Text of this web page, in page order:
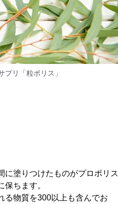
リ「粒ポリス」
に塗りつけたものがプロポリス
ちます。
る物質を300以上も含んでお